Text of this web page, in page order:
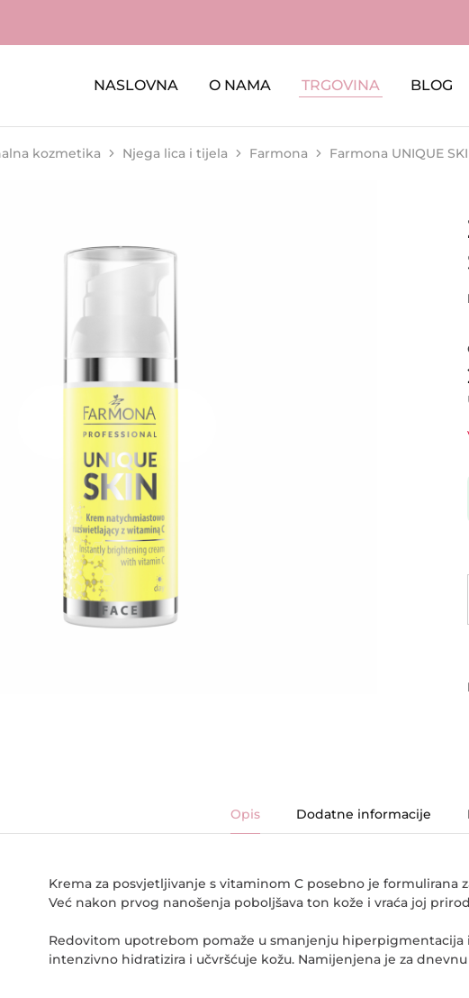
NASLOVNA O NAMA TRGOVINA BLOG
kozmetika Njega lica i tijela Farmona Farmona UNIQUE
Opis Dodatne informacije
Krema za posvjetljivanje s vitaminom C posebno je formulirana
Već nakon prvog nanošenja poboljšava ton kože i vraća joj
Redovitom upotrebom pomaže u smanjenju
intenzivno hidratizira i učvršćuje kožu. Namijenjena je za